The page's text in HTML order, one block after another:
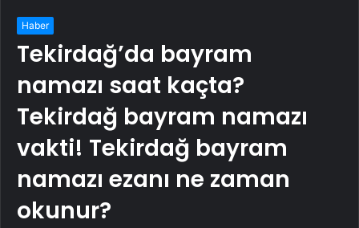
Haber
Tekirdağ’da bayram
namazı saat kaçta?
Tekirdağ bayram namazı
vakti! Tekirdağ bayram
namazı ezanı ne zaman
okunur?